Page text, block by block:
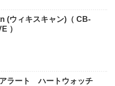
(ウィキスキャン)（ CB-
）
ラート ハートウォッチ